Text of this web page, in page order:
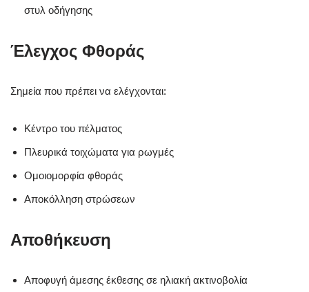
στυλ οδήγησης
Έλεγχος Φθοράς
Σημεία που πρέπει να ελέγχονται:
Κέντρο του πέλματος
Πλευρικά τοιχώματα για ρωγμές
Ομοιομορφία φθοράς
Αποκόλληση στρώσεων
Αποθήκευση
Αποφυγή άμεσης έκθεσης σε ηλιακή ακτινοβολία